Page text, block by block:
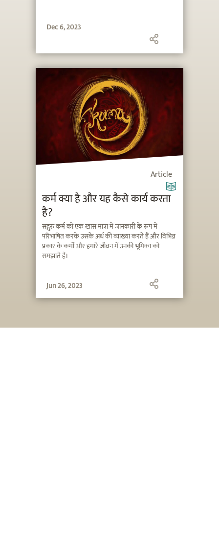
Dec 6, 2023
Article
कर्म क्या है और यह कैसे कार्य करता
है?
सद्गुरु कर्म को एक खास मात्रा में जानकारी के रूप में
परिभाषित करके उसके अर्थ की व्याख्या करते हैं और विभिन्न
प्रकार के कर्मों और हमारे जीवन में उनकी भूमिका को
समझाते हैं।
Jun 26, 2023